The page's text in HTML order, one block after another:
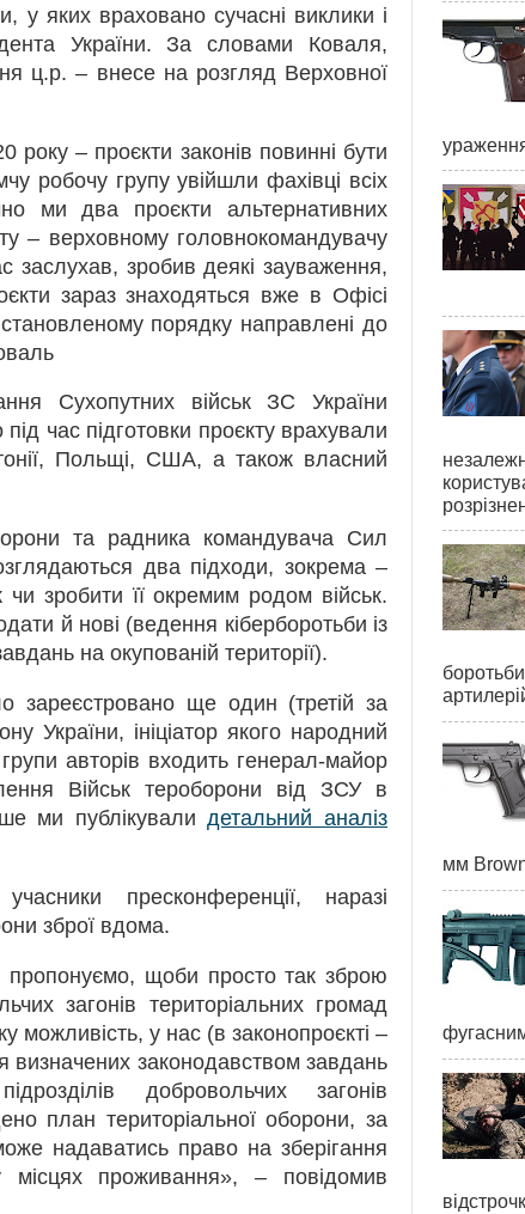
у яких враховано сучасні виклики і
України. За словами Коваля,
ц.р. – внесе на розгляд Верховної
– проєкти законів повинні бути
робочу групу увійшли фахівці всіх
ми два проєкти альтернативних
– верховному головнокомандувачу
заслухав, зробив деякі зауваження,
зараз знаходяться вже в Офісі
порядку направлені до
Сухопутних військ ЗС України
час підготовки проєкту врахували
Польщі, США, а також власний
та радника командувача Сил
два підходи, зокрема –
зробити її окремим родом військ.
й нові (ведення кіберборотьби із
на окупованій території).
зареєстровано ще один (третій за
України, ініціатор якого народний
авторів входить генерал-майор
Військ тероборони від ЗСУ в
ми публікувалидетальний аналіз
пресконференції, наразі
зброї вдома.
щоби просто так зброю
загонів територіальних громад
можливість, у нас (в законопроєкті –
законодавством завдань
добровольчих загонів
план територіальної оборони, за
надаватись право на зберігання
місцях проживання», – повідомив
мм